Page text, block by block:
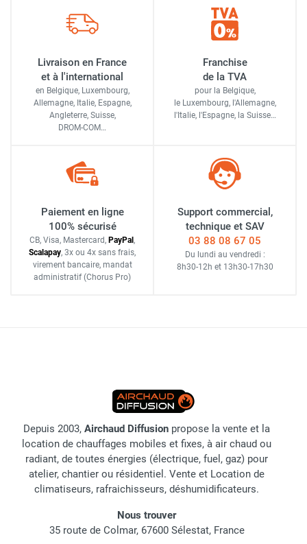
Livraison en France
et à l'international
en Belgique, Luxembourg,
Allemagne, Italie, Espagne,
Angleterre, Suisse,
DROM-COM…
Franchise
de la TVA
pour la Belgique,
le Luxembourg, l'Allemagne,
l'Italie, l'Espagne, la Suisse…
Paiement en ligne
100% sécurisé
CB, Visa, Mastercard, PayPal ,
Scalapay, 3x ou 4x sans frais,
virement bancaire, mandat
administratif (Chorus Pro)
Support commercial,
technique et SAV
03 88 08 67 05
Du lundi au vendredi :
8h30-12h et 13h30-17h30
Depuis 2003, Airchaud Diffusion propose la vente et la
location de chauffages mobiles et fixes, à air chaud ou
radiant, de toutes énergies (électrique, fuel, gaz) pour
atelier, chantier ou résidentiel. Vente et Location de
climatiseurs, rafraichisseurs, déshumidificateurs.
Nous trouver
35 route de Colmar, 67600 Sélestat, France